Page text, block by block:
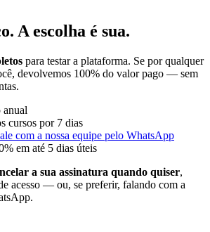
A escolha é sua.
para testar a plataforma. Se por qualquer
devolvemos 100% do valor pago — sem
anual
cursos por 7 dias
com a nossa equipe pelo WhatsApp
em até 5 dias úteis
a sua assinatura quando quiser,
acesso — ou, se preferir, falando com a